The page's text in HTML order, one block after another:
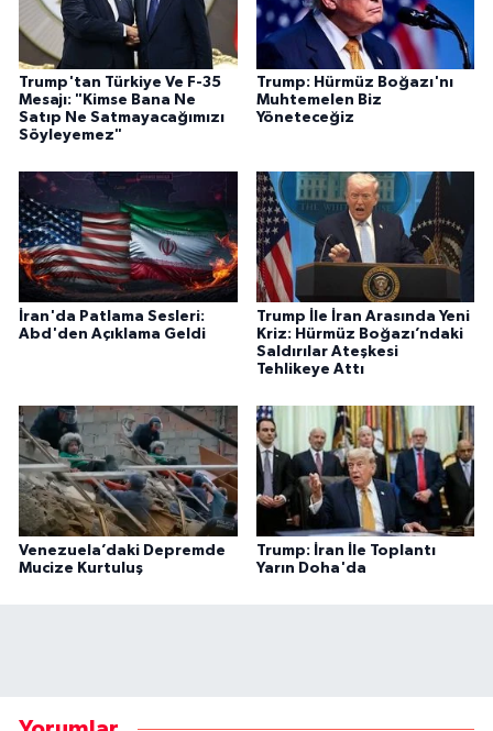
Trump'tan Türkiye Ve F-35
Mesajı: "Kimse Bana Ne
Satıp Ne Satmayacağımızı
Söyleyemez"
Trump: Hürmüz Boğazı'nı
Muhtemelen Biz
Yöneteceğiz
İran'da Patlama Sesleri:
Abd'den Açıklama Geldi
Trump İle İran Arasında Yeni
Kriz: Hürmüz Boğazı’ndaki
Saldırılar Ateşkesi
Tehlikeye Attı
Venezuela’daki Depremde
Mucize Kurtuluş
Trump: İran İle Toplantı
Yarın Doha'da